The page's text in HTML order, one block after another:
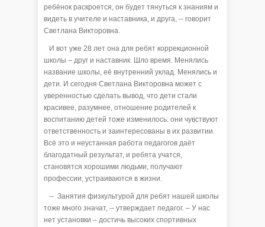
ребёнок раскроется, он будет тянуться к знаниям и
видеть в учителе и наставника, и друга, -- говорит
Светлана Викторовна.
И вот уже 28 лет она для ребят коррекционной
школы – друг и наставник. Шло время. Менялись
название школы, её внутренний уклад. Менялись и
дети. И сегодня Светлана Викторовна может с
уверенностью сделать вывод, что дети стали
красивее, разумнее, отношение родителей к
воспитанию детей тоже изменилось: они чувствуют
ответственность и заинтересованы в их развитии.
Всё это и неустанная работа педагогов даёт
благодатный результат, и ребята учатся,
становятся хорошими людьми, получают
профессии, устраиваются в жизни.
-- Занятия физкультурой для ребят нашей школы
тоже много значат, -- утверждает педагог. – У нас
нет установки – достичь высоких спортивных